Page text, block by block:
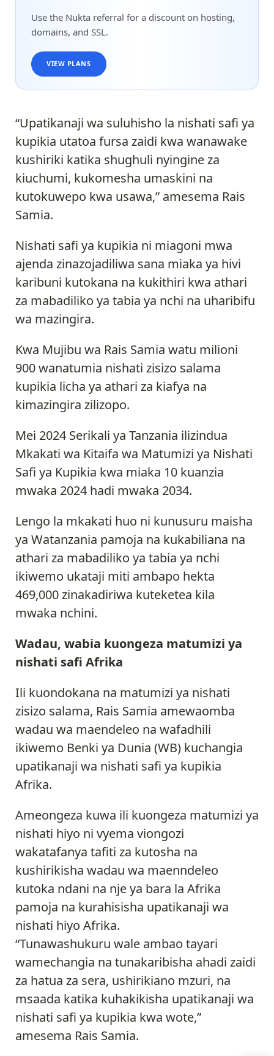
Use the Nukta referral for a discount on hosting,
domains, and SSL.
VIEW PLANS
“Upatikanaji wa suluhisho la nishati safi ya
kupikia utatoa fursa zaidi kwa wanawake
kushiriki katika shughuli nyingine za
kiuchumi, kukomesha umaskini na
kutokuwepo kwa usawa,” amesema Rais
Samia.
Nishati safi ya kupikia ni miagoni mwa
ajenda zinazojadiliwa sana miaka ya hivi
karibuni kutokana na kukithiri kwa athari
za mabadiliko ya tabia ya nchi na uharibifu
wa mazingira.
Kwa Mujibu wa Rais Samia watu milioni
900 wanatumia nishati zisizo salama
kupikia licha ya athari za kiafya na
kimazingira zilizopo.
Mei 2024 Serikali ya Tanzania ilizindua
Mkakati wa Kitaifa wa Matumizi ya Nishati
Safi ya Kupikia kwa miaka 10 kuanzia
mwaka 2024 hadi mwaka 2034.
Lengo la mkakati huo ni kunusuru maisha
ya Watanzania pamoja na kukabiliana na
athari za mabadiliko ya tabia ya nchi
ikiwemo ukataji miti ambapo hekta
469,000 zinakadiriwa kuteketea kila
mwaka nchini.
Wadau, wabia kuongeza matumizi ya
nishati safi Afrika
Ili kuondokana na matumizi ya nishati
zisizo salama, Rais Samia amewaomba
wadau wa maendeleo na wafadhili
ikiwemo Benki ya Dunia (WB) kuchangia
upatikanaji wa nishati safi ya kupikia
Afrika.
Ameongeza kuwa ili kuongeza matumizi ya
nishati hiyo ni vyema viongozi
wakatafanya tafiti za kutosha na
kushirikisha wadau wa maenndeleo
kutoka ndani na nje ya bara la Afrika
pamoja na kurahisisha upatikanaji wa
nishati hiyo Afrika.
“Tunawashukuru wale ambao tayari
wamechangia na tunakaribisha ahadi zaidi
za hatua za sera, ushirikiano mzuri, na
msaada katika kuhakikisha upatikanaji wa
nishati safi ya kupikia kwa wote,”
amesema Rais Samia.